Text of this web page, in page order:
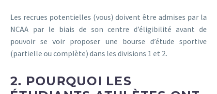
Les recrues potentielles (vous) doivent être admises par la
NCAA par le biais de son centre d’éligibilité avant de
pouvoir se voir proposer une bourse d’étude sportive
(partielle ou complète) dans les divisions 1 et 2.
2. POURQUOI LES